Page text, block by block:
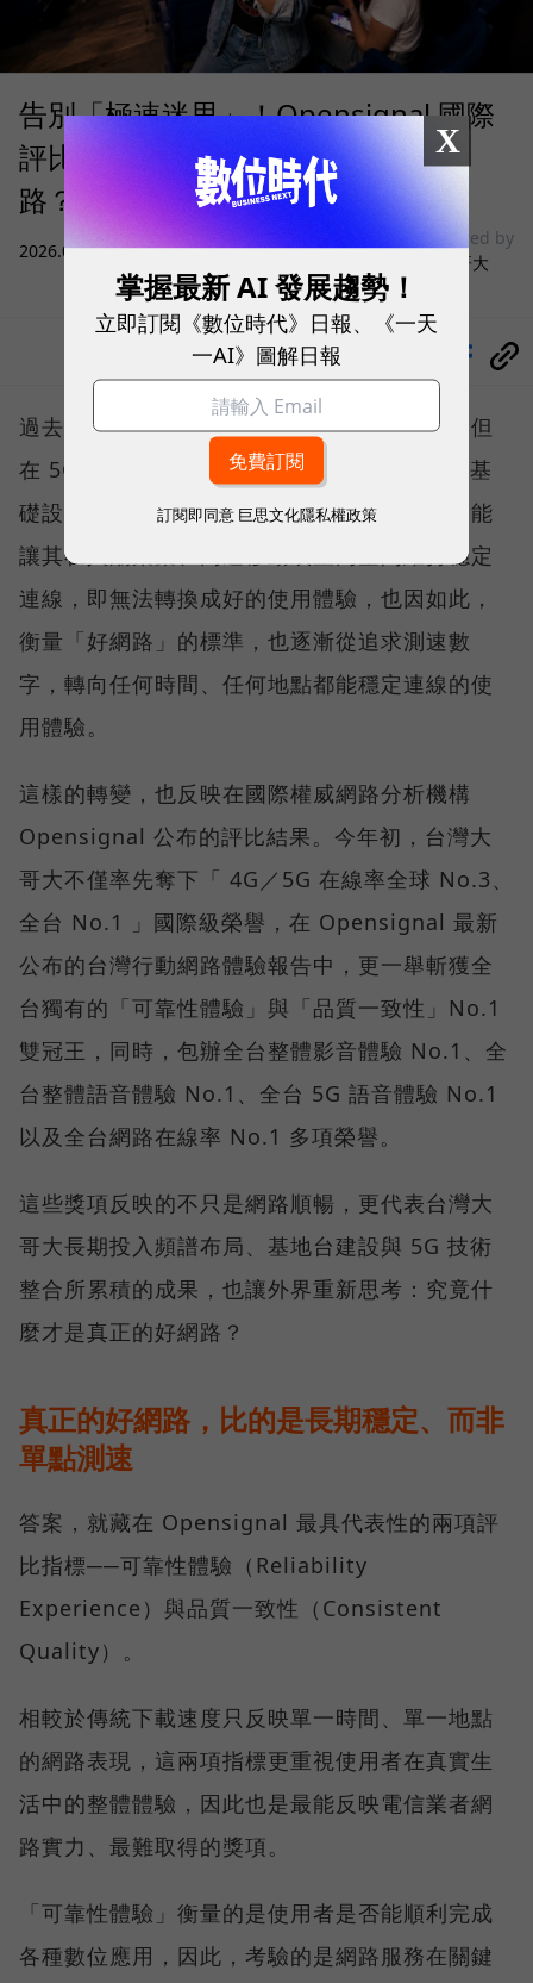
告別「極速迷思」！Opensignal 國際
評比揭密：什麼才是 5G 時代的好網
路？
2026.08.03|3C生活
sponsored by
台灣大哥大
過去，下載速度是評價電信服務的重要指標，但
在 5G 成為工作、娛樂、生活不可或缺的數位基
礎設施後，消費者發現，再快的網速，如果不能
讓其在人潮聚集、高速移動或室內空間維持穩定
連線，即無法轉換成好的使用體驗，也因如此，
衡量「好網路」的標準，也逐漸從追求測速數
字，轉向任何時間、任何地點都能穩定連線的使
用體驗。
這樣的轉變，也反映在國際權威網路分析機構
Opensignal 公布的評比結果。今年初，台灣大
哥大不僅率先奪下「 4G／5G 在線率全球 No.3、
全台 No.1 」國際級榮譽，在 Opensignal 最新
公布的台灣行動網路體驗報告中，更一舉斬獲全
台獨有的「可靠性體驗」與「品質一致性」No.1
雙冠王，同時，包辦全台整體影音體驗 No.1、全
台整體語音體驗 No.1、全台 5G 語音體驗 No.1
以及全台網路在線率 No.1 多項榮譽。
這些獎項反映的不只是網路順暢，更代表台灣大
哥大長期投入頻譜布局、基地台建設與 5G 技術
整合所累積的成果，也讓外界重新思考：究竟什
麼才是真正的好網路？
真正的好網路，比的是長期穩定、而非
單點測速
答案，就藏在 Opensignal 最具代表性的兩項評
比指標──可靠性體驗（Reliability
Experience）與品質一致性（Consistent
Quality）。
相較於傳統下載速度只反映單一時間、單一地點
的網路表現，這兩項指標更重視使用者在真實生
活中的整體體驗，因此也是最能反映電信業者網
路實力、最難取得的獎項。
「可靠性體驗」衡量的是使用者是否能順利完成
各種數位應用，因此，考驗的是網路服務在關鍵
X
掌握最新 AI 發展趨勢！
立即訂閱《數位時代》日報、《一天
一AI》圖解日報
訂閱即同意 巨思文化隱私權政策